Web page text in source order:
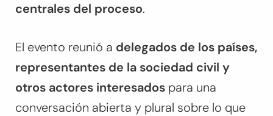
centrales del proceso.
El evento reunió a delegados de los países,
representantes de la sociedad civil y
otros actores interesados para una
conversación abierta y plural sobre lo que